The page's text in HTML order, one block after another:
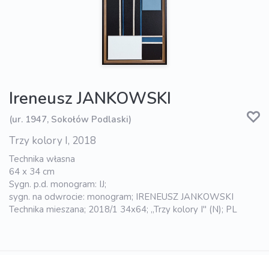
Ireneusz JANKOWSKI
(ur. 1947, Sokołów Podlaski)
Trzy kolory I, 2018
Technika własna
64 x 34 cm
Sygn. p.d. monogram: IJ;
sygn. na odwrocie: monogram; IRENEUSZ JANKOWSKI
Technika mieszana; 2018/1 34x64; „Trzy kolory I" (N); PL